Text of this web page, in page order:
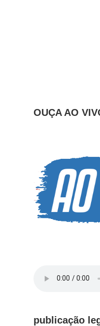
OUÇA AO
publicação